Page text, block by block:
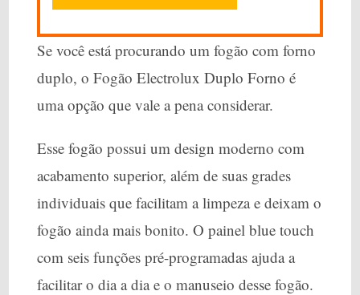
Se você está procurando um fogão com forno
duplo, o Fogão Electrolux Duplo Forno é
uma opção que vale a pena considerar.
Esse fogão possui um design moderno com
acabamento superior, além de suas grades
individuais que facilitam a limpeza e deixam o
fogão ainda mais bonito. O painel blue touch
com seis funções pré-programadas ajuda a
facilitar o dia a dia e o manuseio desse fogão.